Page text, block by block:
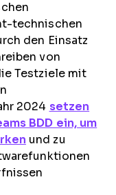
technischen
den Einsatz
von
Testziele mit
2024 setzen
BDD ein, um
und zu